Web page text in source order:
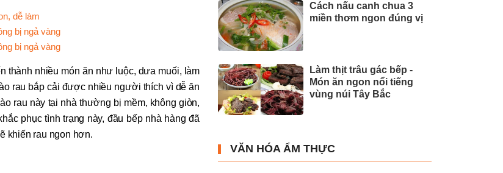
dễ làm
bị ngả vàng
bị ngả vàng
thành nhiều món ăn như luộc, dưa muối, làm
rau bắp cải được nhiều người thích vì dễ ăn
rau này tại nhà thường bị mềm, không giòn,
phục tình trạng này, đầu bếp nhà hàng đã
khiến rau ngon hơn.
Cách nấu canh chua 3
miền thơm ngon đúng vị
Làm thịt trâu gác bếp -
Món ăn ngon nổi tiếng
vùng núi Tây Bắc
VĂN HÓA ẨM THỰC